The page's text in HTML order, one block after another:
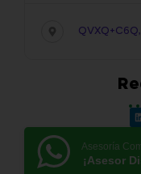
Asesoría
¡Asesor